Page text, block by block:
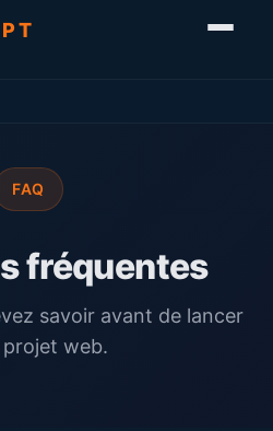
FAQ
fréquentes
savoir avant de lancer
web.